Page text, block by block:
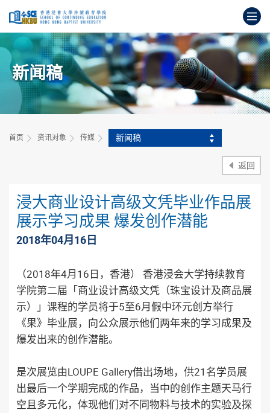
内
打
始
新闻稿
首页 资讯对象 传媒 新闻稿
返回
浸大商业设计高级文凭毕业作品展
展示学习成果 爆发创作潜能
2018年04月16日
（2018年4月16日，香港） 香港浸会大学持续教育
学院第二届「商业设计高级文凭（珠宝设计及商品展
示）」课程的学员将于5至6月假中环元创方举行
《果》毕业展，向公众展示他们两年来的学习成果及
爆发出来的创作潜能。
是次展览由LOUPE Gallery借出场地，供21名学员展
出最后一个学期完成的作品，当中的创作主题天马行
空且多元化，体现他们对不同物料与技术的实验及探